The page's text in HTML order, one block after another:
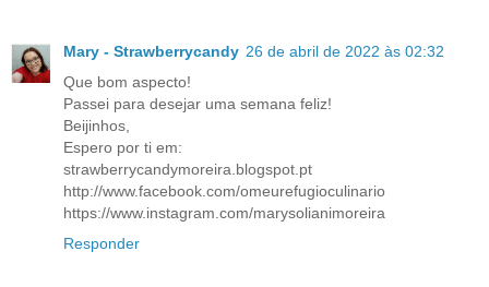
Mary - Strawberrycandy 26 de abril de 2022 às 02:32
Que bom aspecto!
Passei para desejar uma semana feliz!
Beijinhos,
Espero por ti em:
strawberrycandymoreira.blogspot.pt
http://www.facebook.com/omeurefugioculinario
https://www.instagram.com/marysolianimoreira
Responder